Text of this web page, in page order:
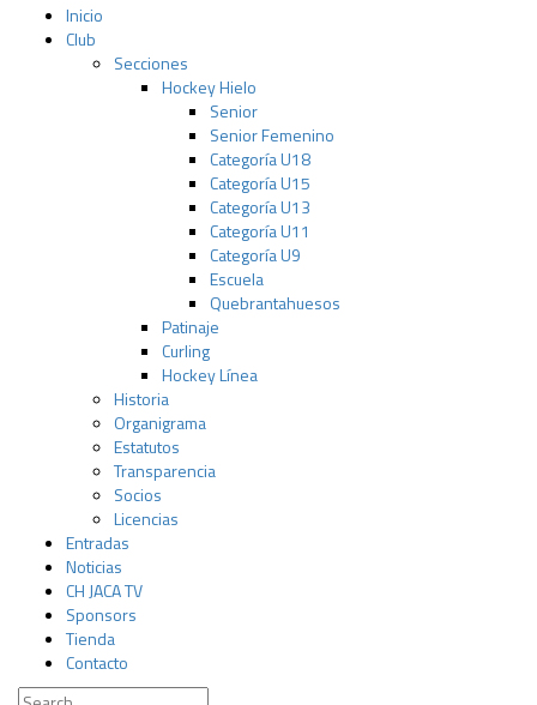
Inicio
Club
Secciones
Hockey Hielo
Senior
Senior Femenino
Categoría U18
Categoría U15
Categoría U13
Categoría U11
Categoría U9
Escuela
Quebrantahuesos
Patinaje
Curling
Hockey Línea
Historia
Organigrama
Estatutos
Transparencia
Socios
Licencias
Entradas
Noticias
CH JACA TV
Sponsors
Tienda
Contacto